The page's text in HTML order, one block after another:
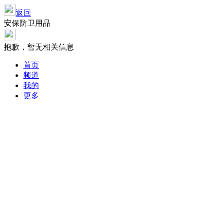
返回
安保防卫用品
抱歉，暂无相关信息
首页
频道
我的
更多